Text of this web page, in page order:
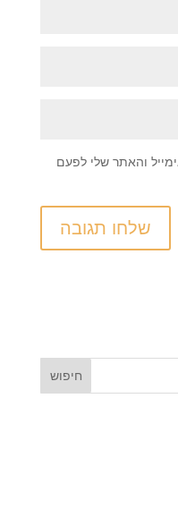
והאתר שלי לפעם